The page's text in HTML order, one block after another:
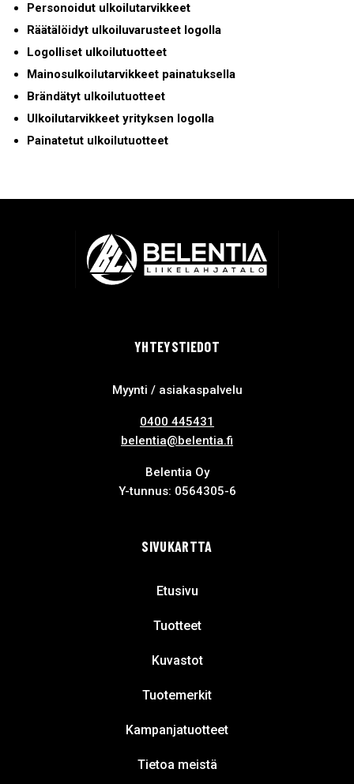
Personoidut ulkoilutarvikkeet
Räätälöidyt ulkoiluvarusteet logolla
Logolliset ulkoilutuotteet
Mainosulkoilutarvikkeet painatuksella
Brändätyt ulkoilutuotteet
Ulkoilutarvikkeet yrityksen logolla
Painatetut ulkoilutuotteet
YHTEYSTIEDOT
Myynti / asiakaspalvelu
0400 445431
belentia@belentia.fi
Belentia Oy
Y-tunnus: 0564305-6
SIVUKARTTA
Etusivu
Tuotteet
Kuvastot
Tuotemerkit
Kampanjatuotteet
Tietoa meistä